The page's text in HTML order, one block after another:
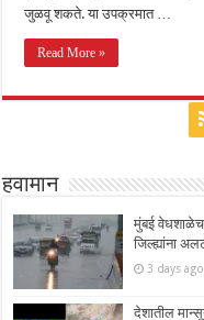
जुळवू शकते. या उपक्रमात …
Read More »
हवामान
मुंबई
जिल्ह्यांना
3 days ago
देशातील